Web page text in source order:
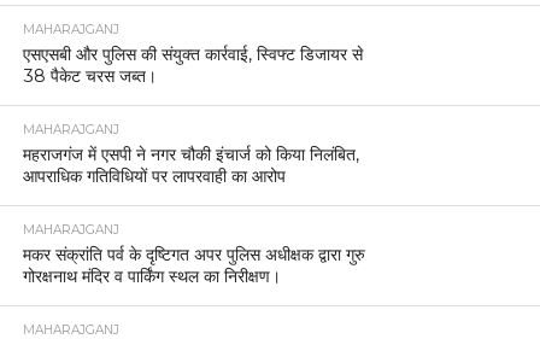
MAHARAJGANJ
एसएसबी और पुलिस की संयुक्त कार्रवाई, स्विफ्ट डिजायर से
38 पैकेट चरस जब्त।
MAHARAJGANJ
महराजगंज में एसपी ने नगर चौकी इंचार्ज को किया निलंबित,
आपराधिक गतिविधियों पर लापरवाही का आरोप
MAHARAJGANJ
मकर संक्रांति पर्व के दृष्टिगत अपर पुलिस अधीक्षक द्वारा गुरु
गोरक्षनाथ मंदिर व पार्किंग स्थल का निरीक्षण।
MAHARAJGANJ